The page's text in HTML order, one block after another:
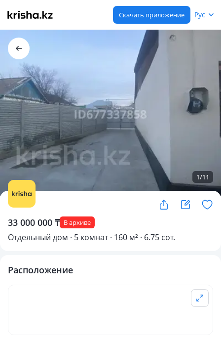
Скачать приложение Рус
1/11
33 000 000 ₸ В архиве
Отдельный дом · 5 комнат · 160 м² · 6.75 сот.
Расположение